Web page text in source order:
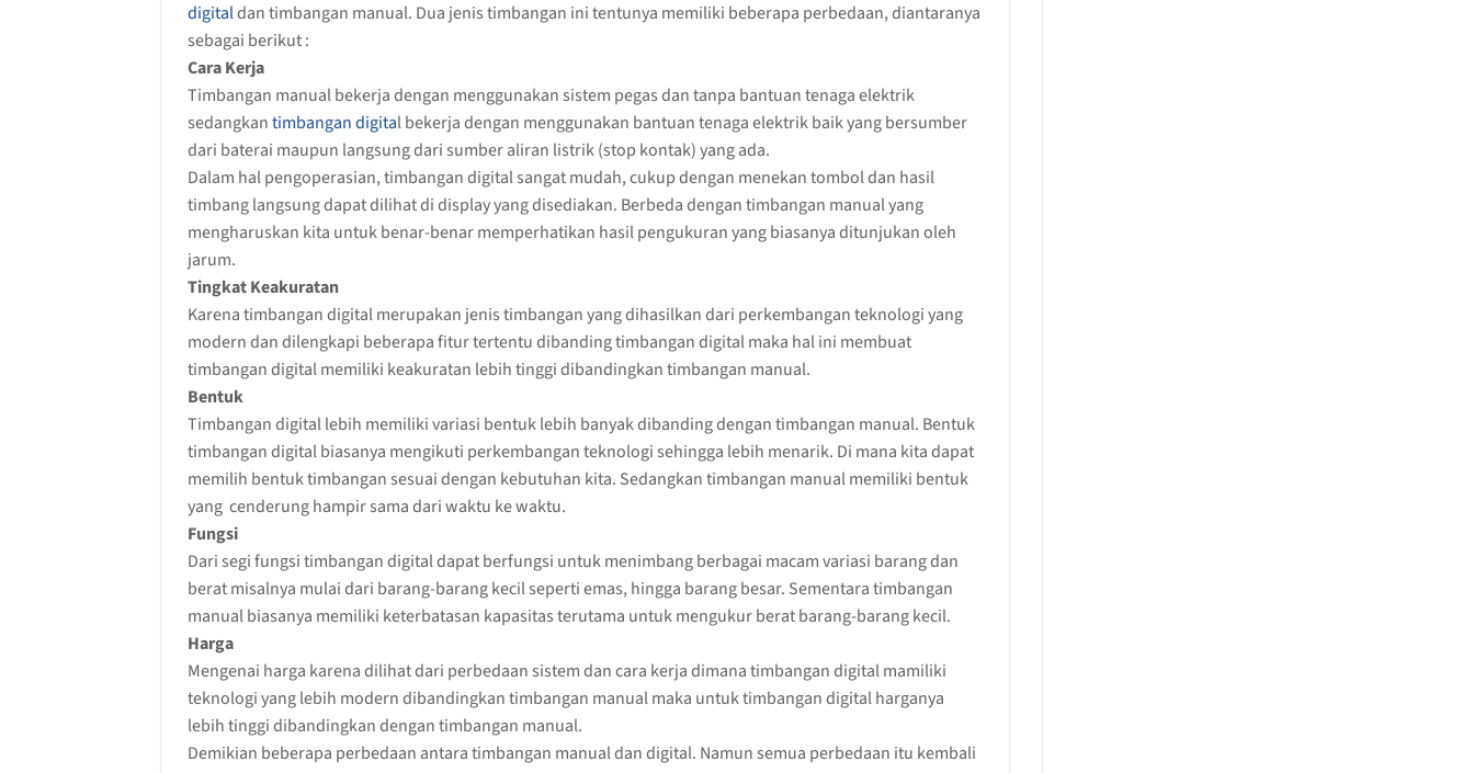
digitaldan timbangan manual. Dua jenis timbangan ini tentunya memiliki beberapa perbedaan, diantaranya
sebagai berikut :
Cara Kerja
Timbangan manual bekerja dengan menggunakan sistem pegas dan tanpa bantuan tenaga elektrik
sedangkantimbangan digital bekerja dengan menggunakan bantuan tenaga elektrik baik yang bersumber
dari baterai maupun langsung dari sumber aliran listrik (stop kontak) yang ada.
Dalam hal pengoperasian, timbangan digital sangat mudah, cukup dengan menekan tombol dan hasil
timbang langsung dapat dilihat di display yang disediakan. Berbeda dengan timbangan manual yang
mengharuskan kita untuk benar-benar memperhatikan hasil pengukuran yang biasanya ditunjukan oleh
jarum.
Tingkat Keakuratan
Karena timbangan digital merupakan jenis timbangan yang dihasilkan dari perkembangan teknologi yang
modern dan dilengkapi beberapa fitur tertentu dibanding timbangan digital maka hal ini membuat
timbangan digital memiliki keakuratan lebih tinggi dibandingkan timbangan manual.
Bentuk
Timbangan digital lebih memiliki variasi bentuk lebih banyak dibanding dengan timbangan manual. Bentuk
timbangan digital biasanya mengikuti perkembangan teknologi sehingga lebih menarik. Di mana kita dapat
memilih bentuk timbangan sesuai dengan kebutuhan kita. Sedangkan timbangan manual memiliki bentuk
yang cenderung hampir sama dari waktu ke waktu.
Fungsi
Dari segi fungsi timbangan digital dapat berfungsi untuk menimbang berbagai macam variasi barang dan
berat misalnya mulai dari barang-barang kecil seperti emas, hingga barang besar. Sementara timbangan
manual biasanya memiliki keterbatasan kapasitas terutama untuk mengukur berat barang-barang kecil.
Harga
Mengenai harga karena dilihat dari perbedaan sistem dan cara kerja dimana timbangan digital mamiliki
teknologi yang lebih modern dibandingkan timbangan manual maka untuk timbangan digital harganya
lebih tinggi dibandingkan dengan timbangan manual.
Demikian beberapa perbedaan antara timbangan manual dan digital. Namun semua perbedaan itu kembali